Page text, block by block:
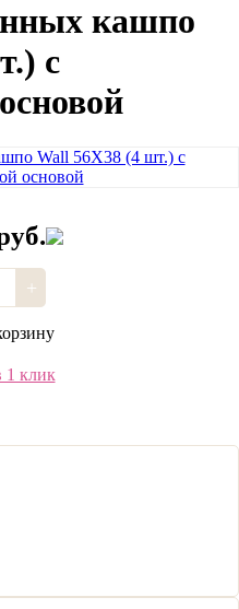
кашпо
c
+
1 клик